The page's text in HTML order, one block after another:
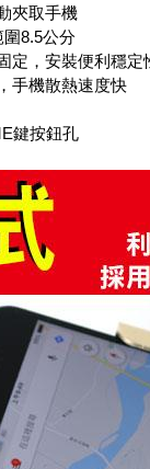
夾取手機
8.5公分
定，安裝便利穩定
手機散熱速度快
鍵按鈕孔